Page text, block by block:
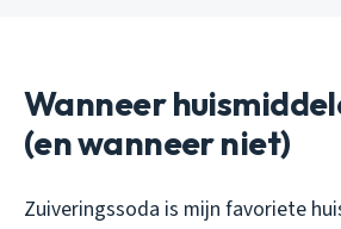
Wanneer
(en wanneer niet)
Zuiveringssoda is mijn favoriete